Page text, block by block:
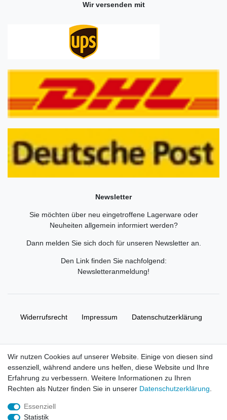
Wir versenden mit
Newsletter
Sie möchten über neu eingetroffene Lagerware oder
Neuheiten allgemein informiert werden?
Dann melden Sie sich doch für unseren Newsletter an.
Den Link finden Sie nachfolgend:
Newsletteranmeldung!
Widerrufs­recht Impressum Daten­schutz­erklärung
© Copyright 2026 | Alle Rechte vorbehalten. HL-
Handelsgesellschaft mbH.
Alle Markennamen, Warenzeichen sowie sämtliche Produktbilder
Wir nutzen Cookies auf unserer Website. Einige von diesen sind
essenziell, während andere uns helfen, diese Website und Ihre
Erfahrung zu verbessern. Weitere Informationen zu Ihren
Rechten als Nutzer finden Sie in unserer Daten­schutz­erklärung
Essenziell
Statistik